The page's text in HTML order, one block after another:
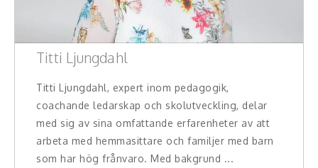
Titti Ljungdahl
Titti Ljungdahl, expert inom pedagogik,
coachande ledarskap och skolutveckling, delar
med sig av sina omfattande erfarenheter av att
arbeta med hemmasittare och familjer med barn
som har hög frånvaro. Med bakgrund ...